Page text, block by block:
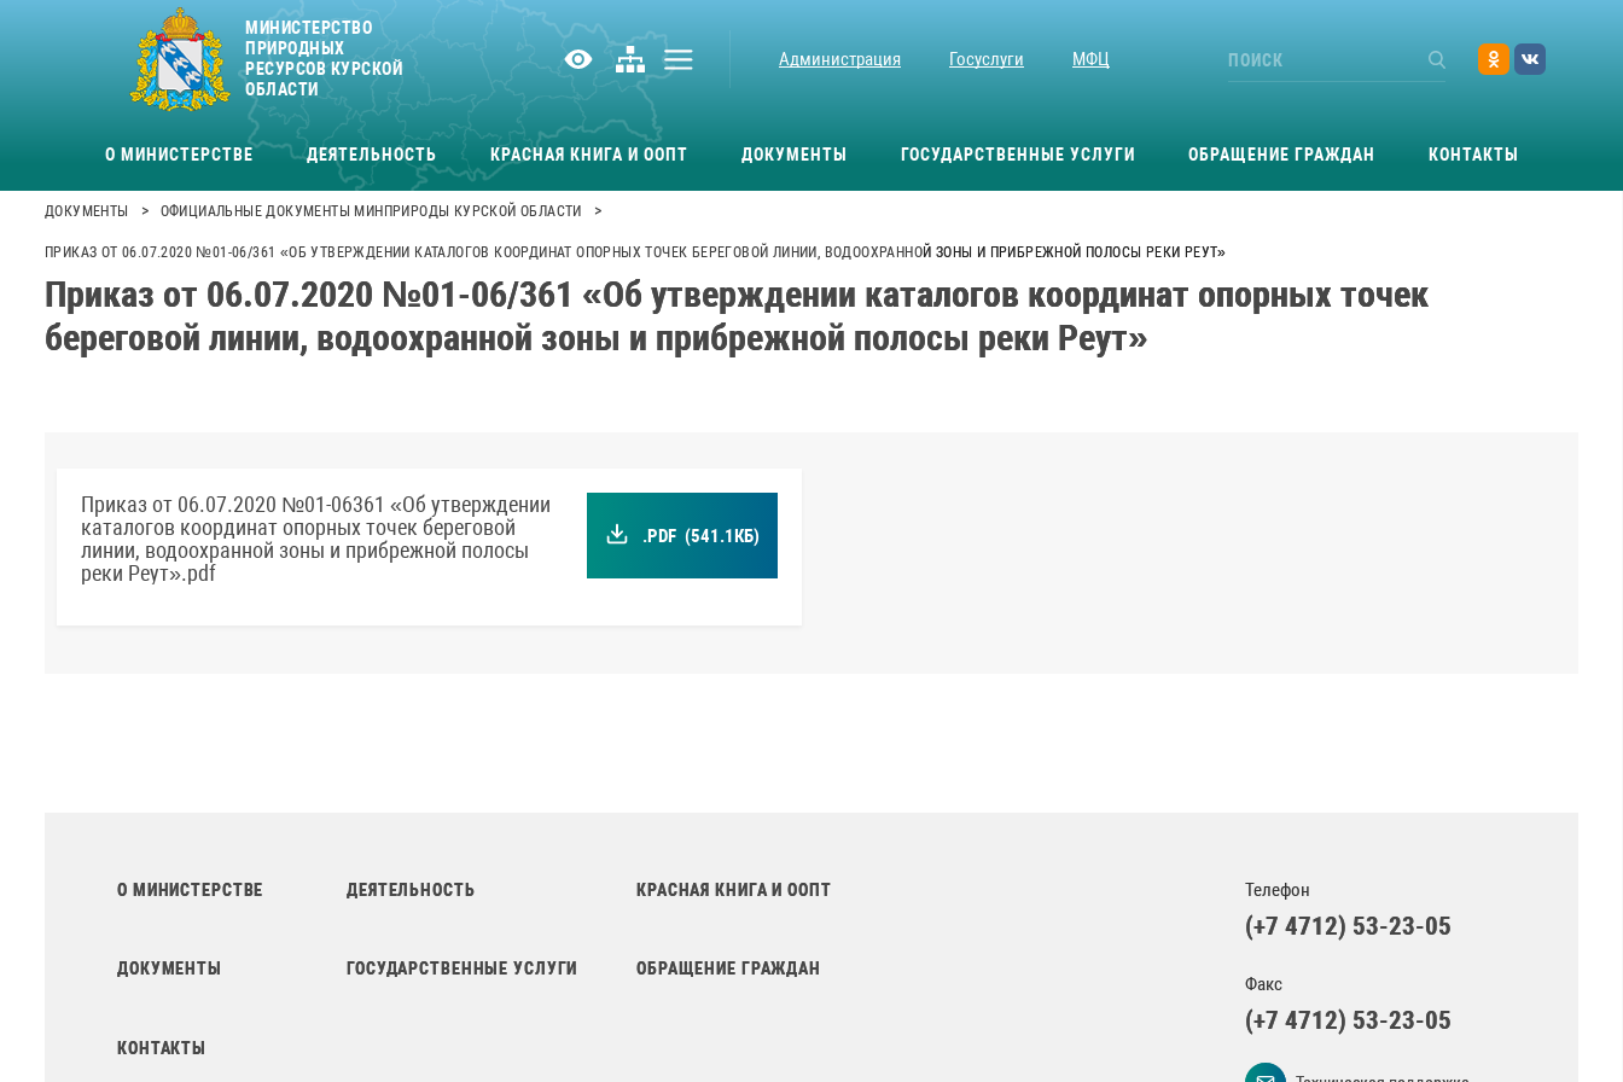
МИНИСТЕРСТВО
ПРИРОДНЫХ
РЕСУРСОВ КУРСКОЙ
ОБЛАСТИ
Администрация Госуслуги МФЦ
О МИНИСТЕРСТВЕ ДЕЯТЕЛЬНОСТЬ КРАСНАЯ КНИГА И ООПТ ДОКУМЕНТЫ ГОСУДАРСТВЕННЫЕ УСЛУГИ ОБРАЩЕНИЕ ГРАЖДАН КОНТАКТЫ
ДОКУМЕНТЫ > ОФИЦИАЛЬНЫЕ ДОКУМЕНТЫ МИНПРИРОДЫ КУРСКОЙ ОБЛАСТИ >
ПРИКАЗ ОТ 06.07.2020 №01-06/361 «ОБ УТВЕРЖДЕНИИ КАТАЛОГОВ КООРДИНАТ ОПОРНЫХ ТОЧЕК БЕРЕГОВОЙ ЛИНИИ, ВОДООХРАННОЙ ЗОНЫ И ПРИБРЕЖНОЙ ПОЛОСЫ РЕКИ РЕУТ»
Приказ от 06.07.2020 №01-06/361 «Об утверждении каталогов координат опорных точек
береговой линии, водоохранной зоны и прибрежной полосы реки Реут»
Приказ от 06.07.2020 №01-06361 «Об утверждении
каталогов координат опорных точек береговой
линии, водоохранной зоны и прибрежной полосы
реки Реут».pdf
.PDF (541.1КБ)
О МИНИСТЕРСТВЕ ДЕЯТЕЛЬНОСТЬ КРАСНАЯ КНИГА И ООПТ
ДОКУМЕНТЫ ГОСУДАРСТВЕННЫЕ УСЛУГИ ОБРАЩЕНИЕ ГРАЖДАН
КОНТАКТЫ
Телефон
(+7 4712) 53-23-05
Факс
(+7 4712) 53-23-05